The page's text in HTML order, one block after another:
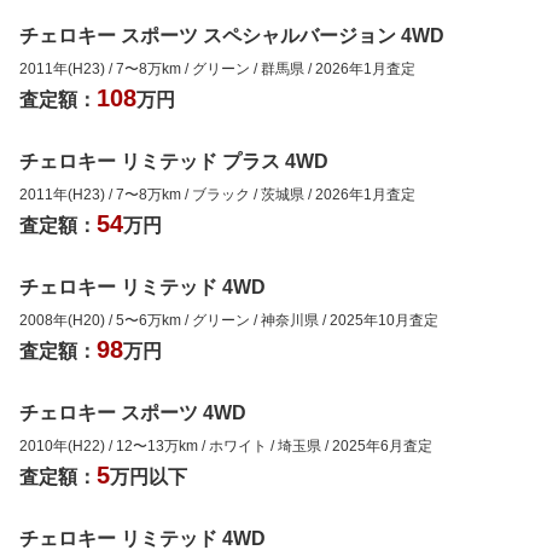
チェロキー スポーツ スペシャルバージョン 4WD
2011年(H23) /7〜8万km / グリーン /群馬県 /2026年1月査定
査定額： 108万円
チェロキー リミテッド プラス 4WD
2011年(H23) /7〜8万km / ブラック /茨城県 /2026年1月査定
査定額： 54万円
チェロキー リミテッド 4WD
2008年(H20) /5〜6万km / グリーン /神奈川県 /2025年10月査定
査定額： 98万円
チェロキー スポーツ 4WD
2010年(H22) / 12〜13万km / ホワイト /埼玉県 /2025年6月査定
査定額： 5万円以下
チェロキー リミテッド 4WD